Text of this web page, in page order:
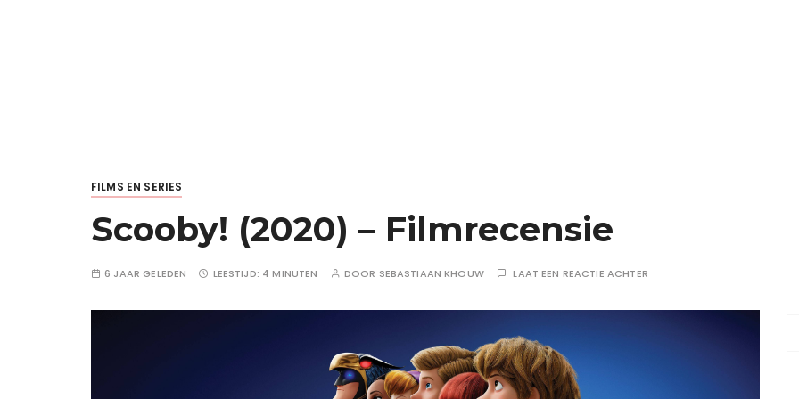
FILMS EN SERIES
Scooby! (2020) – Filmrecensie
6 JAAR GELEDEN LEESTIJD: 4 MINUTEN DOOR SEBASTIAAN KHOUW LAAT EEN REACTIE ACHTER